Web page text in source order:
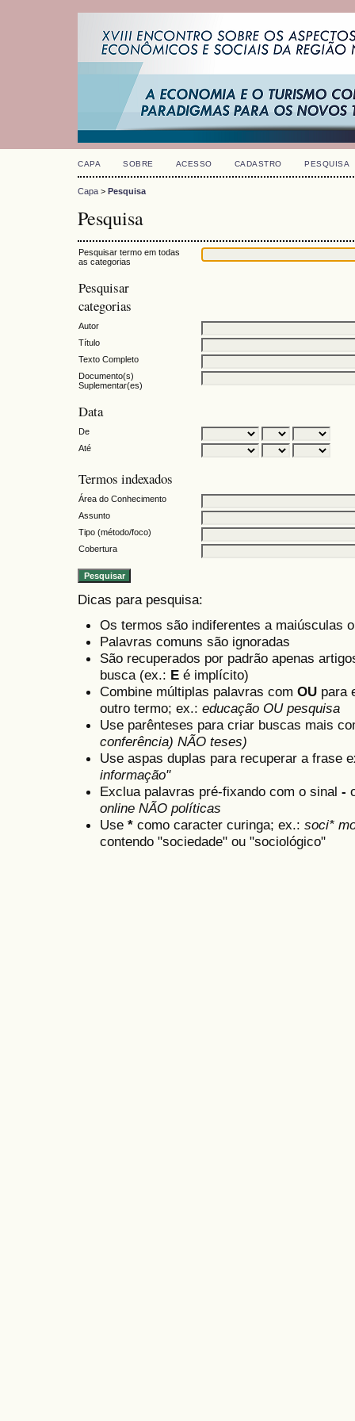
CAPA SOBRE ACESSO CADASTRO PESQUISA
Capa > Pesquisa
Pesquisa
Pesquisar termo em todas
as categorias
Pesquisar
categorias
Autor
Título
Texto Completo
Documento(s)
Suplementar(es)
Data
De
Até
Termos indexados
Área do Conhecimento
Assunto
Tipo (método/foco)
Cobertura
Dicas para pesquisa:
Os termos são indiferentes a maiúsculas
Palavras comuns são ignoradas
São recuperados por padrão apenas
busca (ex.: E é implícito)
Combine múltiplas palavras com OU para
outro termo; ex.: educação OU pesquisa
Use parênteses para criar buscas mais
conferência) NÃO teses)
Use aspas duplas para recuperar a frase
informação"
Exclua palavras pré-fixando com o sinal -
online NÃO políticas
Use * como caracter curinga; ex.: soci*
contendo "sociedade" ou "sociológico"